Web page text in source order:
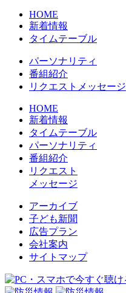
HOME
新着情報
タイムテーブル
パーソナリティ
番組紹介
リクエストメッセージ
HOME
新着情報
タイムテーブル
パーソナリティ
番組紹介
リクエスト
メッセージ
アーカイブ
⼦ども新聞
広告プラン
会社案内
サイトマップ